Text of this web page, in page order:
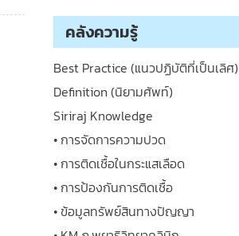
คลังความรู้
Best Practice (แนวปฏิบัติที่เป็นเลิศ)
Definition (นิยามศัพท์)
Siriraj Knowledge
• การจัดการความปวด
• การติดเชื้อในกระแสเลือด
• การป้องกันการติดเชื้อ
• ข้อมูลทรัพย์สินทางปัญญา